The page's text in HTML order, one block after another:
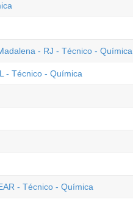
- RJ - Técnico - Química
- Técnico - Química
- Técnico - Química